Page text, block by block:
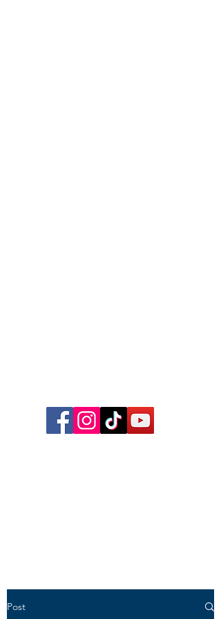
Post